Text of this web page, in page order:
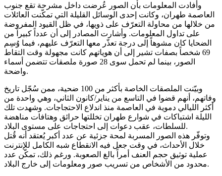
وأفادت المعلومات بأن الصور عُرضت داخل مشرحة تقع جنوب
العاصمة طهران، وكانت إحدى الوسائل القليلة التي تمكّنت العائلات
من خلالها من محاولة التعرّف على ذويها، في ظل القيود المفروضة
على تداول المعلومات. وأشارت المصادر إلى أن عدداً كبيراً من
الضحايا كان مشوهاً إلى درجة تعذّر معها التعرّف عليهم، فيما وُسِم
69 شخصاً بصفات تشير إلى أن هوياتهم كانت مجهولة وقت التقاط
الصور، بينما لم تحمل سوى 28 صورة ملصقات تتضمن أسماء
واضحة.
وبيّنت الملصقات الخاصة بأكثر من 100 ضحية، ممن سُجّل تاريخ
وفاتهم، أنهم قضوا في التاسع من يناير/كانون الثاني، وهي واحدة من
أكثر الليالي دموية في العاصمة منذ اندلاع الاحتجاجات. وشهدت تلك
الليلة اشتباكات في شوارع طهران تخللتها حرائق وهتافات مناهضة
للسلطات، عقب دعوات إلى احتجاجات على مستوى البلاد.
وتوفّر هذه الصور المسربة لمحة جزئية عن عدد أكبر يُعتقد أنه قُتل
خلال الأحداث، في وقت جعل فيه الانقطاع شبه الكامل للإنترنت
عملية توثيق حجم العنف أمراً بالغ الصعوبة. ورغم ذلك، تمكّن عدد
محدود من الأشخاص من تسريب صور ومعلومات إلى خارج البلاد.